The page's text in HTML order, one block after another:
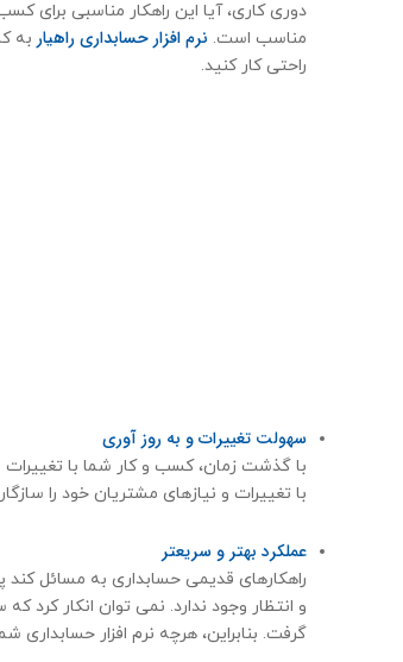
دوری کاری، آیا این راهكار مناسبی برای
مناسب است. نرم افزار حسابداری راهیار به
راحتی کار کنید.
سهولت تغییرات و به روز آوری
با گذشت زمان، کسب و کار شما با تغییرات
با تغییرات و نیازهای مشتریان خود را
عملكرد بهتر و سریعتر
راهکارهای قدیمی حسابداری به مسائل کند
و انتظار وجود ندارد. نمی توان انکار کرد
گرفت. بنابراین، هرچه نرم افزار